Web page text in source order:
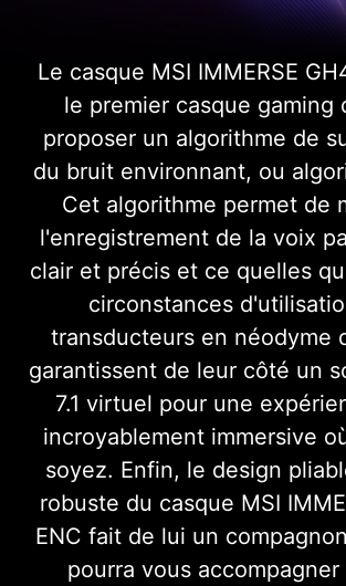
Le casque MSI IMMERSE
le premier casque gaming
proposer un algorithme de
du bruit environnant, ou
Cet algorithme permet de
l'enregistrement de la voix
clair et précis et ce quelles
circonstances
transducteurs en néodyme
garantissent de leur côté un
7.1 virtuel pour une
incroyablement immersive
soyez. Enfin, le design
robuste du casque MSI
ENC fait de lui un
pourra vous